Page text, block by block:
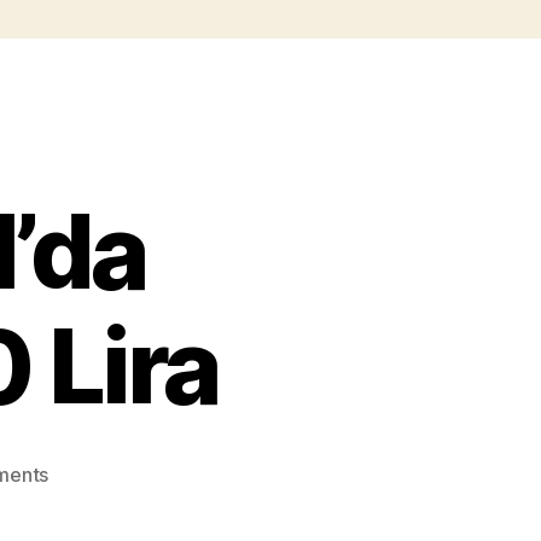
Lira
on